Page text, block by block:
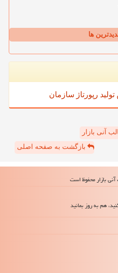
ها
تولید رپورتاژ سازمان
آنی بازار
بازگشت به صفحه اصلی
هم به روز بمانید